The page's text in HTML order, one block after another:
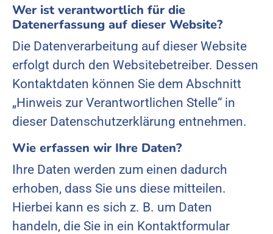
Wer ist verantwortlich für die
Datenerfassung auf dieser Website?
Die Datenverarbeitung auf dieser Website
erfolgt durch den Websitebetreiber. Dessen
Kontaktdaten können Sie dem Abschnitt
„Hinweis zur Verantwortlichen Stelle“ in
dieser Datenschutzerklärung entnehmen.
Wie erfassen wir Ihre Daten?
Ihre Daten werden zum einen dadurch
erhoben, dass Sie uns diese mitteilen.
Hierbei kann es sich z. B. um Daten
handeln, die Sie in ein Kontaktformular